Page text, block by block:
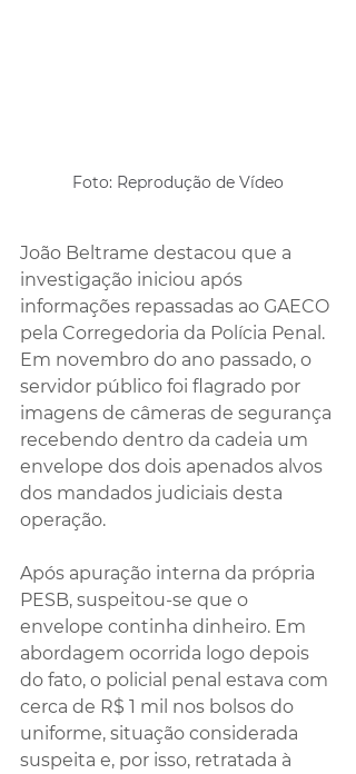
Foto: Reprodução de Vídeo
João Beltrame destacou que a
investigação iniciou após
informações repassadas ao GAECO
pela Corregedoria da Polícia Penal.
Em novembro do ano passado, o
servidor público foi flagrado por
imagens de câmeras de segurança
recebendo dentro da cadeia um
envelope dos dois apenados alvos
dos mandados judiciais desta
operação.
Após apuração interna da própria
PESB, suspeitou-se que o
envelope continha dinheiro. Em
abordagem ocorrida logo depois
do fato, o policial penal estava com
cerca de R$ 1 mil nos bolsos do
uniforme, situação considerada
suspeita e, por isso, retratada à